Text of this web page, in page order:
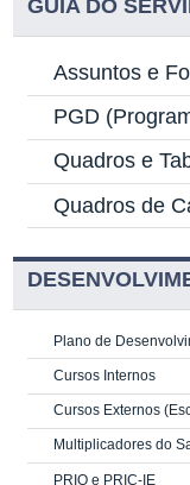
GUIA DO
Assuntos e
PGD
Quadros e
Quadros de
Plano de
Cursos Internos
Cursos Externos
Multiplicadores do
PRIQ e PRIC-IE